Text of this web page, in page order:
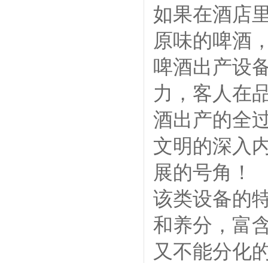
如果在酒店
原味的啤酒
啤酒出产设
力，客人在
酒出产的全
文明的深入
展的号角！
该类设备的
和养分，富
又不能分化